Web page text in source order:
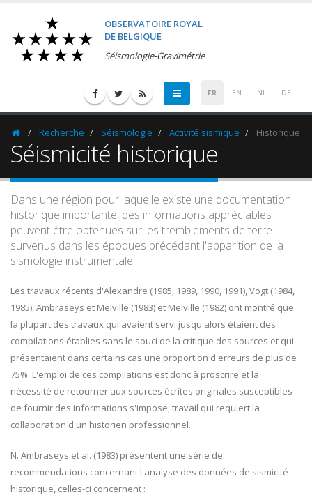
OBSERVATOIRE ROYAL
DE BELGIQUE
Séismologie-Gravimétrie
FR EN NL DE
HomepageRecherche Séismologie Activité sismique Historique
Séismicité historique
Dans une région pour laquelle existe une documentation
historique importante, des informations appréciables
peuvent être obtenues sur les tremblements de terre
survenus dans les époques précédant l'apparition de la
sismologie instrumentale.
Les travaux récents d'Alexandre (1985, 1989, 1990, 1991), Vogt (1984,
1985), Ambraseys et Melville (1983) et Melville (1982) ont montré que
la plupart des travaux qui avaient servi jusqu'alors étaient des
compilations établies sans le souci de la critique des sources et qui
présentaient dans certains cas une proportion d'erreurs de plus de
75%. L'emploi de ces compilations est donc à proscrire et la
nécessité de retourner aux sources écrites originales susceptibles
de fournir des informations s'impose, travail qui requiert la
collaboration d'un historien professionnel.
N. Ambraseys et al. (1983) présentent une série de
recommendations concernant l'analyse des données de sismicité
historique, celles-ci concernent :